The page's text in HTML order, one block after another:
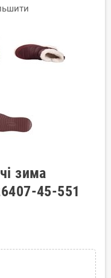
зима
45-551